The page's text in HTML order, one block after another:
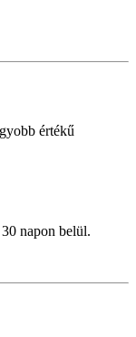
értékű
napon belül.